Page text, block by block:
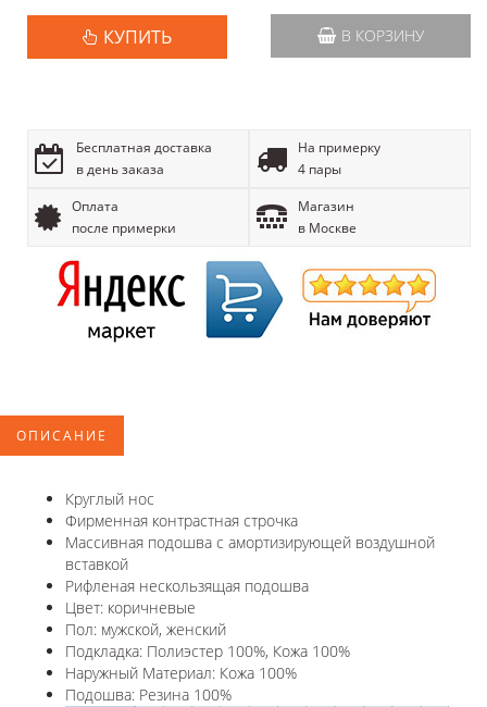
КУПИТЬ В КОРЗИНУ
Бесплатная доставка
в день заказа
На примерку
4 пары
Оплата
после примерки
Магазин
в Москве
ОПИСАНИЕ
Круглый нос
Фирменная контрастная строчка
Массивная подошва с амортизирующей воздушной
вставкой
Рифленая нескользящая подошва
Цвет: коричневые
Пол: мужской, женский
Подкладка: Полиэстер 100%, Кожа 100%
Наружный Материал: Кожа 100%
Подошва: Резина 100%